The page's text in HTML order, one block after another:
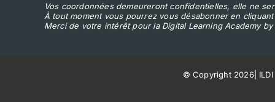
Vos coordonnées demeureront confidentielles, elle ne
À tout moment vous pourrez vous désabonner en
Merci de votre intérêt pour la Digital Learning Academy by
© Copyright 2026| ILDI